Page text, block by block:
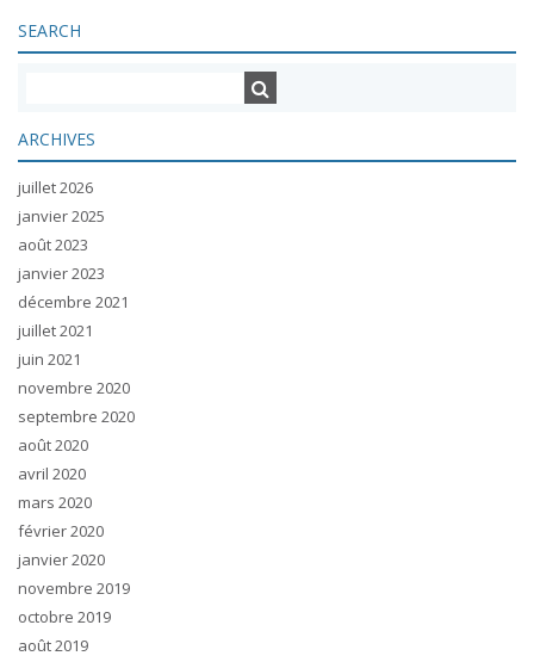
SEARCH
ARCHIVES
juillet 2026
janvier 2025
août 2023
janvier 2023
décembre 2021
juillet 2021
juin 2021
novembre 2020
septembre 2020
août 2020
avril 2020
mars 2020
février 2020
janvier 2020
novembre 2019
octobre 2019
août 2019